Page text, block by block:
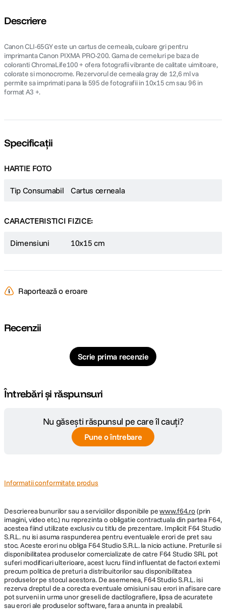
Descriere
Canon CLI-65GY este un cartus de cerneala, culoare gri pentru
imprimanta Canon PIXMA PRO-200. Gama de cerneluri pe baza de
coloranti ChromaLife100 + ofera fotografii vibrante de calitate uimitoare,
colorate si monocrome. Rezervorul de cerneala gray de 12,6 ml va
permite sa imprimati pana la 595 de fotografii in 10x15 cm sau 96 in
format A3 +.
Specificații
HARTIE FOTO
Tip Consumabil Cartus cerneala
CARACTERISTICI FIZICE:
Dimensiuni 10x15 cm
Raportează o eroare
Recenzii
Scrie prima recenzie
Întrebări și răspunsuri
Nu găsești răspunsul pe care îl cauți?
Pune o întrebare
Informatii conformitate produs
Descrierea bunurilor sau a serviciilor disponibile pewww.f64.ro(prin
imagini, video etc.) nu reprezinta o obligatie contractuala din partea F64,
acestea fiind utilizate exclusiv cu titlu de prezentare. Implicit F64 Studio
S.R.L. nu isi asuma raspunderea pentru eventualele erori de pret sau
stoc. Aceste erori nu obliga F64 Studio S.R.L. la nicio actiune. Preturile si
disponibilitatea produselor comercializate de catre F64 Studio SRL pot
suferi modificari ulterioare, acest lucru fiind influentat de factori externi
precum politica de preturi a distribuitorilor sau disponibilitatea
produselor pe stocul acestora. De asemenea, F64 Studio S.R.L. isi
rezerva dreptul de a corecta eventuale omisiuni sau erori in afisare care
pot surveni in urma unor greseli de dactilografiere, lipsa de acuratete
sau erori ale produselor software, fara a anunta in prealabil.